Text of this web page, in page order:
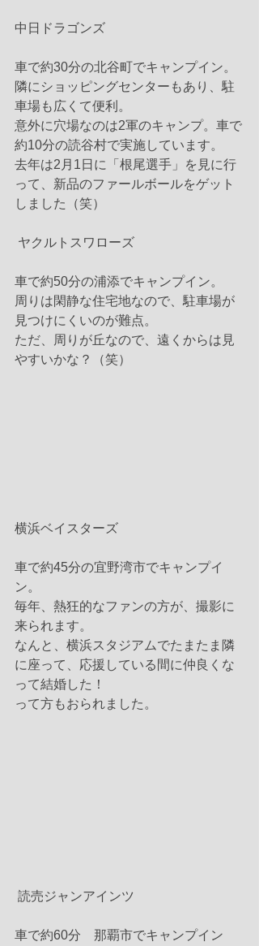
中日ドラゴンズ
車で約30分の北谷町でキャンプイン。
隣にショッピングセンターもあり、駐
車場も広くて便利。
意外に穴場なのは2軍のキャンプ。車で
約10分の読谷村で実施しています。
去年は2月1日に「根尾選手」を見に行
って、新品のファールボールをゲット
しました（笑）
ヤクルトスワローズ
車で約50分の浦添でキャンプイン。
周りは閑静な住宅地なので、駐車場が
見つけにくいのが難点。
ただ、周りが丘なので、遠くからは見
やすいかな？（笑）
横浜ベイスターズ
車で約45分の宜野湾市でキャンプイ
ン。
毎年、熱狂的なファンの方が、撮影に
来られます。
なんと、横浜スタジアムでたまたま隣
に座って、応援している間に仲良くな
って結婚した！
って方もおられました。
読売ジャンアインツ
車で約60分　那覇市でキャンプイン